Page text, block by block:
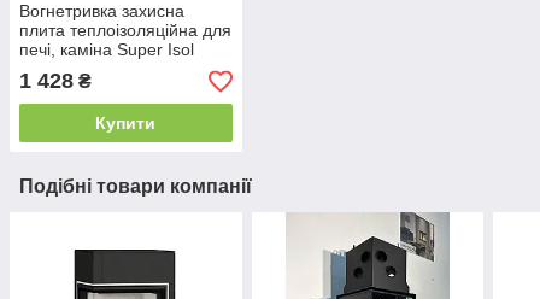
Вогнетривка захисна
плита теплоізоляційна для
печі, каміна Super Isol
1000/610/30 мм Суперізол
21010028
1 428 ₴
Купити
Подібні товари компанії